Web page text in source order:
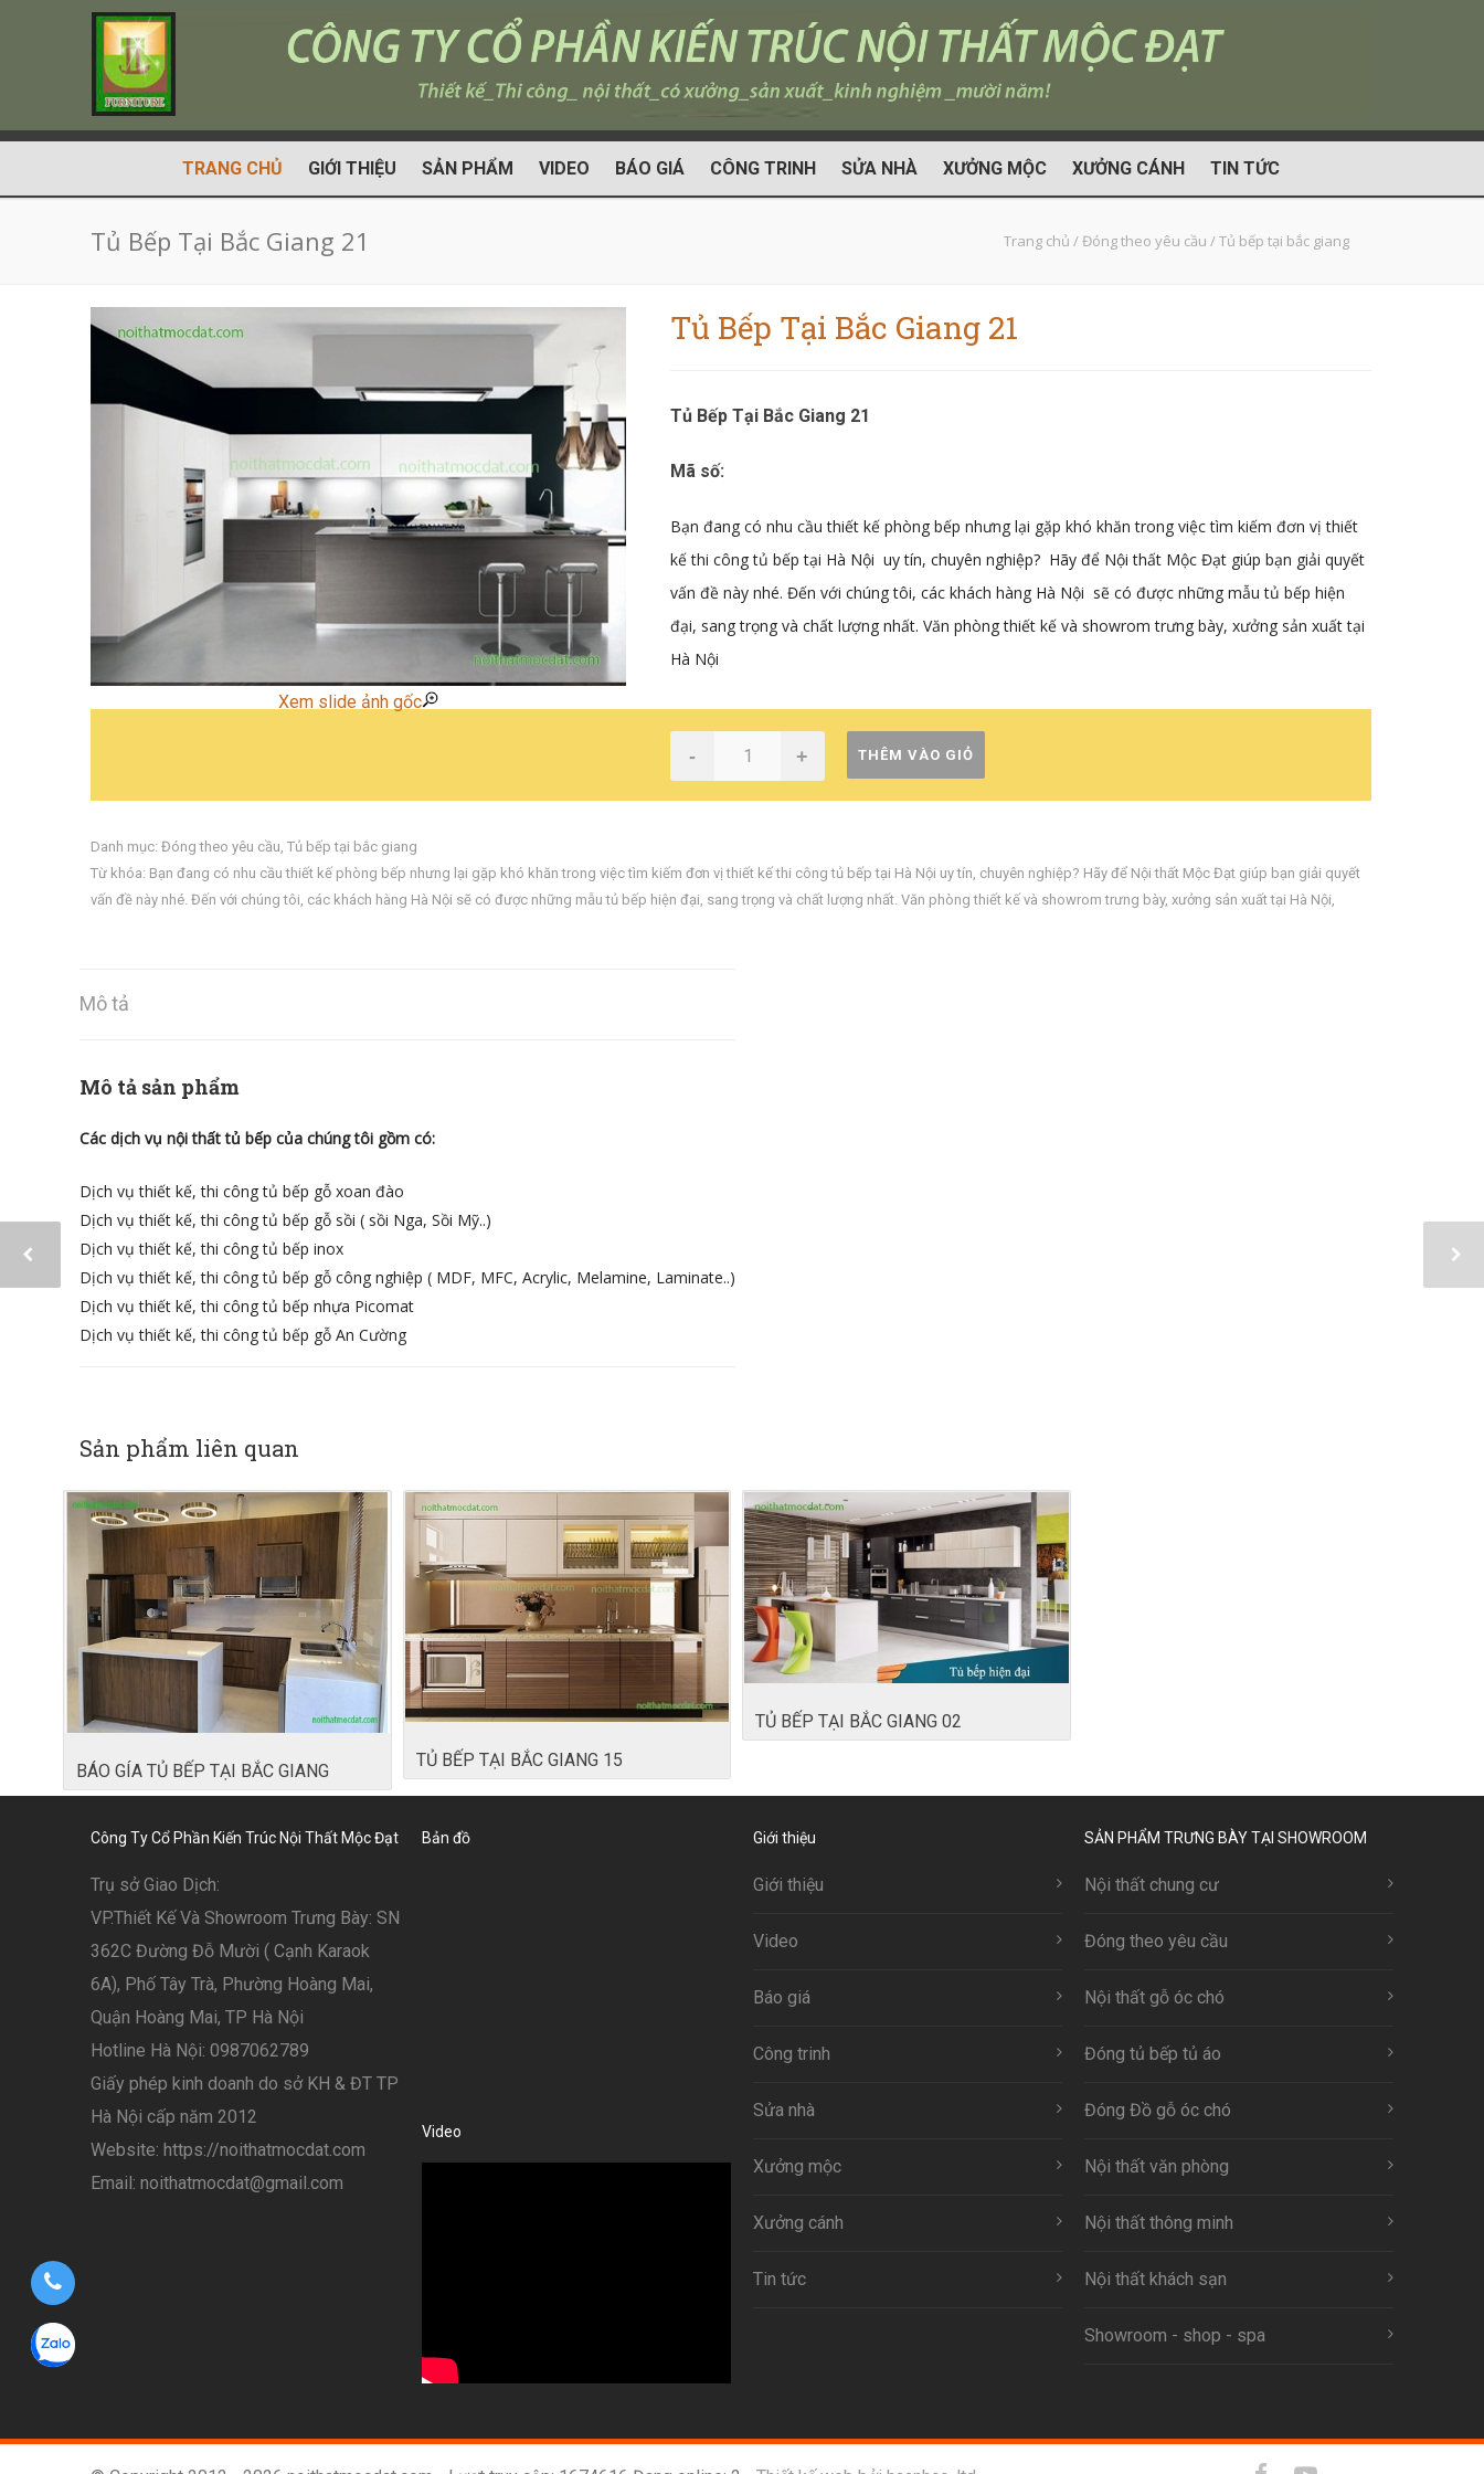
TRANG CHỦ GIỚI THIỆU SẢN PHẨM VIDEO BÁO GIÁ CÔNG TRINH SỬA NHÀ XƯỞNG MỘC XƯỞNG CÁNH TIN TỨC
Tủ Bếp Tại Bắc Giang 21 Trang chủ /Đóng theo yêu cầu /Tủ bếp tại bắc giang
Xem slide ảnh gốc
Tủ Bếp Tại Bắc Giang 21
Tủ Bếp Tại Bắc Giang 21
Mã số:
Bạn đang có nhu cầu thiết kế phòng bếp nhưng lại gặp khó khăn trong việc tìm kiếm đơn vị thiết
kế thi công tủ bếp tại Hà Nội uy tín, chuyên nghiệp? Hãy để Nội thất Mộc Đạt giúp bạn giải quyết
vấn đề này nhé. Đến với chúng tôi, các khách hàng Hà Nội sẽ có được những mẫu tủ bếp hiện
đại, sang trọng và chất lượng nhất. Văn phòng thiết kế và showrom trưng bày, xưởng sản xuất tại
Hà Nội
- + THÊM VÀO GIỎ
Danh mục: Đóng theo yêu cầu, Tủ bếp tại bắc giang
Từ khóa: Bạn đang có nhu cầu thiết kế phòng bếp nhưng lại gặp khó khăn trong việc tìm kiếm đơn vị thiết kế thi công tủ bếp tại Hà Nội uy tín, chuyên nghiệp? Hãy để Nội thất Mộc Đạt giúp bạn giải quyết
vấn đề này nhé. Đến với chúng tôi, các khách hàng Hà Nội sẽ có được những mẫu tủ bếp hiện đại, sang trọng và chất lượng nhất. Văn phòng thiết kế và showrom trưng bày, xưởng sản xuất tại Hà Nội,
Mô tả
Mô tả sản phẩm
Các dịch vụ nội thất tủ bếp của chúng tôi gồm có:
Dịch vụ thiết kế, thi công tủ bếp gỗ xoan đào
Dịch vụ thiết kế, thi công tủ bếp gỗ sồi ( sồi Nga, Sồi Mỹ..)
Dịch vụ thiết kế, thi công tủ bếp inox
Dịch vụ thiết kế, thi công tủ bếp gỗ công nghiệp ( MDF, MFC, Acrylic, Melamine, Laminate..)
Dịch vụ thiết kế, thi công tủ bếp nhựa Picomat
Dịch vụ thiết kế, thi công tủ bếp gỗ An Cường
Sản phẩm liên quan
BÁO GÍA TỦ BẾP TẠI BẮC GIANG
TỦ BẾP TẠI BẮC GIANG 15
TỦ BẾP TẠI BẮC GIANG 02
Công Ty Cổ Phần Kiến Trúc Nội Thất Mộc Đạt
Trụ sở Giao Dịch:
VP.Thiết Kế Và Showroom Trưng Bày: SN
362C Đường Đỗ Mười ( Cạnh Karaok
6A), Phố Tây Trà, Phường Hoàng Mai,
Quận Hoàng Mai, TP Hà Nội
Hotline Hà Nội: 0987062789
Giấy phép kinh doanh do sở KH & ĐT TP
Hà Nội cấp năm 2012
Website: https://noithatmocdat.com
Email: noithatmocdat@gmail.com
Bản đồ
Video
Giới thiệu
Giới thiệu
Video
Báo giá
Công trinh
Sửa nhà
Xưởng mộc
Xưởng cánh
Tin tức
SẢN PHẨM TRƯNG BÀY TẠI SHOWROOM
Nội thất chung cư
Đóng theo yêu cầu
Nội thất gỗ óc chó
Đóng tủ bếp tủ áo
Đóng Đồ gỗ óc chó
Nội thất văn phòng
Nội thất thông minh
Nội thất khách sạn
Showroom - shop - spa